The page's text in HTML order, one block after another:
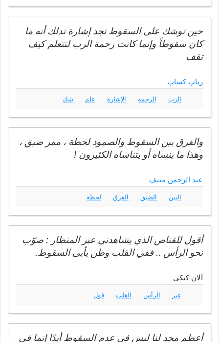
حين توشك على السقوط تجد إشارة تدلك أنه ما
كان سقوطاً وإنما كانت رحمة الرب لتتعلم كيف
تقف
رباب كساب
الرب الرحمة الإشارة علم شك
والفرق بين السقوط والصمود لحظة ، ممر ضيق ،
وهذا ما ينساه أو يتناساه الكثيرون !
عبد الرحمن منيف
البين الضيق الفرق لحظة
أقول للقناص الذي يشاهدني عبر المنظار : صوّب
نحو الرأس .. ففي القلب وطن يأبى السقوط.
آلان كيكي
عبر الرأس القلب قول
أعظم مجد لنا ليس في عدم السقوط أبدًا إنما في